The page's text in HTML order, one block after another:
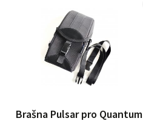
Brašna Pulsar pro Quantum